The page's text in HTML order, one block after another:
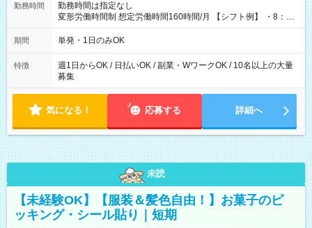
勤務時間
勤務時間は指定なし
変形労働時間制 想定労働時間160時間/月 【シフト例】 ・8：00
～21：00
期間 単発・1日のみOK
特徴
週1日からOK / 日払いOK / 副業・WワークOK / 10名以上の大量
募集
気になる！ 応募する 詳細へ
未読
【未経験OK】【服装＆髪色自由！】お菓子のピ
ッキング・シール貼り｜短期